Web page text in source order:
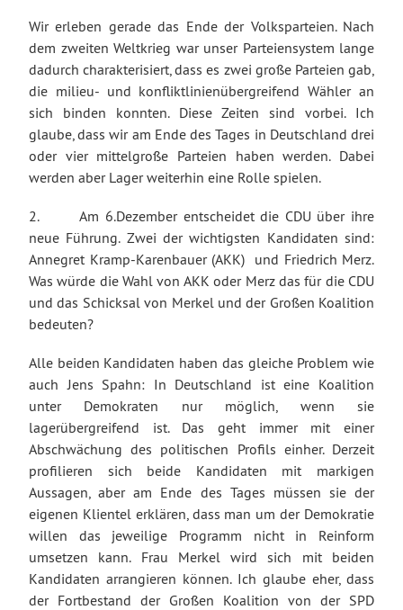
Wir erleben gerade das Ende der Volksparteien. Nach
dem zweiten Weltkrieg war unser Parteiensystem lange
dadurch charakterisiert, dass es zwei große Parteien gab,
die milieu- und konfliktlinienübergreifend Wähler an
sich binden konnten. Diese Zeiten sind vorbei. Ich
glaube, dass wir am Ende des Tages in Deutschland drei
oder vier mittelgroße Parteien haben werden. Dabei
werden aber Lager weiterhin eine Rolle spielen.
2. Am 6.Dezember entscheidet die CDU über ihre
neue Führung. Zwei der wichtigsten Kandidaten sind:
Annegret Kramp-Karenbauer (AKK) und Friedrich Merz.
Was würde die Wahl von AKK oder Merz das für die CDU
und das Schicksal von Merkel und der Großen Koalition
bedeuten?
Alle beiden Kandidaten haben das gleiche Problem wie
auch Jens Spahn: In Deutschland ist eine Koalition
unter Demokraten nur möglich, wenn sie
lagerübergreifend ist. Das geht immer mit einer
Abschwächung des politischen Profils einher. Derzeit
profilieren sich beide Kandidaten mit markigen
Aussagen, aber am Ende des Tages müssen sie der
eigenen Klientel erklären, dass man um der Demokratie
willen das jeweilige Programm nicht in Reinform
umsetzen kann. Frau Merkel wird sich mit beiden
Kandidaten arrangieren können. Ich glaube eher, dass
der Fortbestand der Großen Koalition von der SPD